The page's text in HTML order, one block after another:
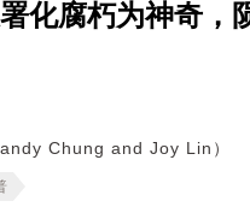
化腐朽为神奇，
Chung and Joy Lin）